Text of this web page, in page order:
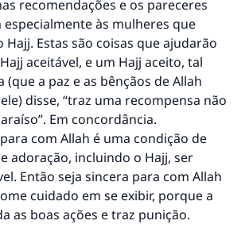
recomendações e os pareceres
especialmente às mulheres que
Estas são coisas que ajudarão
aceitável, e um Hajj aceito, tal
(que a paz e as bênçãos de Allah
disse, “traz uma recompensa não
Em concordância.
com Allah é uma condição de
adoração, incluindo o Hajj, ser
Então seja sincera para com Allah
cuidado em se exibir, porque a
as boas ações e traz punição.